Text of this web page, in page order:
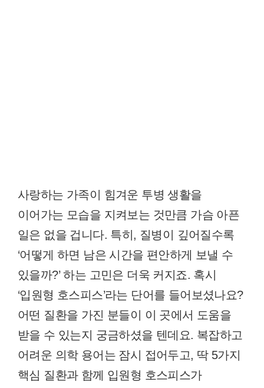
사랑하는 가족이 힘겨운 투병 생활을
이어가는 모습을 지켜보는 것만큼 가슴 아픈
일은 없을 겁니다. 특히, 질병이 깊어질수록
‘어떻게 하면 남은 시간을 편안하게 보낼 수
있을까?’ 하는 고민은 더욱 커지죠. 혹시
‘입원형 호스피스’라는 단어를 들어보셨나요?
어떤 질환을 가진 분들이 이 곳에서 도움을
받을 수 있는지 궁금하셨을 텐데요. 복잡하고
어려운 의학 용어는 잠시 접어두고, 딱 5가지
핵심 질환과 함께 입원형 호스피스가